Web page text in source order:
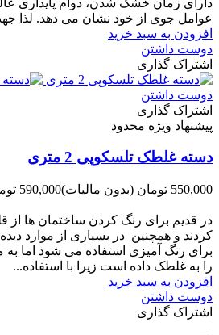
دارای زﻣﺎن ﺧﺸﮏ ﺷﺪن، دوام ﭘﺎﯾﺪاری
ﻋﻮاﻣﻞ ﺟﻮی از ﺧﻮد ﻧﺸﺎن ﻣﯽ دﻫﺪ. ﻟﺬا
افزودن به سبد خرید
دوست داشتن
اشتراک گذاری
دوست داشتن
اشتراک گذاری
پیشنهاد ویژه محدود
دسته غلطک تلسکوپی 2 متری
550,000 تومان (بدون مالیات)590,000 تومان
در قدیم برای رنگ کردن ساختمان ها از
کردند و همچنین در بسیاری از موارد
برای رنگ آمیزی استفاده می شود اما
را به غلطک داده است زیرا با استفاده...
افزودن به سبد خرید
دوست داشتن
اشتراک گذاری